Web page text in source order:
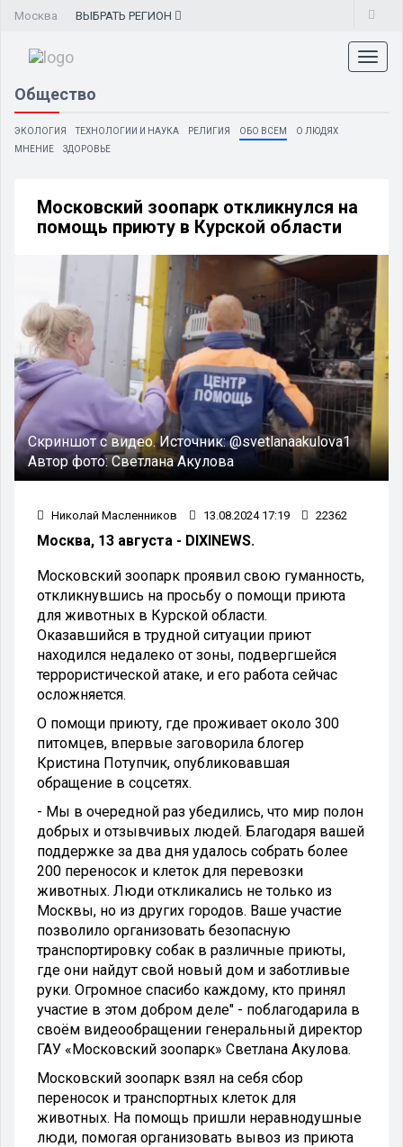
Москва ВЫБРАТЬ РЕГИОН
Общество
ЭКОЛОГИЯ ТЕХНОЛОГИИ И НАУКА РЕЛИГИЯ ОБО ВСЕМ
О ЛЮДЯХ
МНЕНИЕ
ЗДОРОВЬЕ
Московский зоопарк откликнулся на
помощь приюту в Курской области
Скриншот с видео.Источник:@svetlanaakulova1
Автор фото:Светлана Акулова
Николай Масленников 13.08.2024 17:19 22362
Москва, 13 августа - DIXINEWS.
Московский зоопарк проявил свою гуманность,
откликнувшись на просьбу о помощи приюта
для животных в Курской области.
Оказавшийся в трудной ситуации приют
находился недалеко от зоны, подвергшейся
террористической атаке, и его работа сейчас
осложняется.
О помощи приюту, где проживает около 300
питомцев, впервые заговорила блогер
Кристина Потупчик, опубликовавшая
обращение в соцсетях.
- Мы в очередной раз убедились, что мир полон
добрых и отзывчивых людей. Благодаря вашей
поддержке за два дня удалось собрать более
200 переносок и клеток для перевозки
животных. Люди откликались не только из
Москвы, но из других городов. Ваше участие
позволило организовать безопасную
транспортировку собак в различные приюты,
где они найдут свой новый дом и заботливые
руки. Огромное спасибо каждому, кто принял
участие в этом добром деле" - поблагодарила в
своём видеообращении генеральный директор
ГАУ «Московский зоопарк» Светлана Акулова.
Московский зоопарк взял на себя сбор
переносок и транспортных клеток для
животных. На помощь пришли неравнодушные
люди, помогая организовать вывоз из приюта